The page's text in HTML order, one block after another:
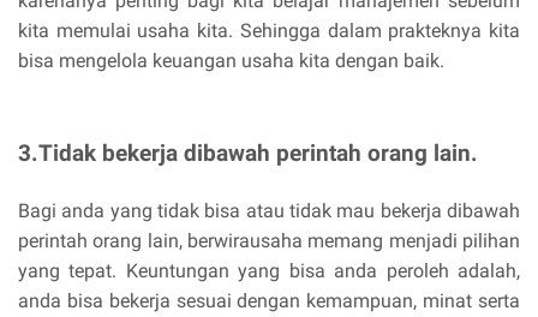
kita memulai usaha kita. Sehingga dalam prakteknya kita
bisa mengelola keuangan usaha kita dengan baik.
3.Tidak bekerja dibawah perintah orang lain.
Bagi anda yang tidak bisa atau tidak mau bekerja dibawah
perintah orang lain, berwirausaha memang menjadi pilihan
yang tepat. Keuntungan yang bisa anda peroleh adalah,
anda bisa bekerja sesuai dengan kemampuan, minat serta